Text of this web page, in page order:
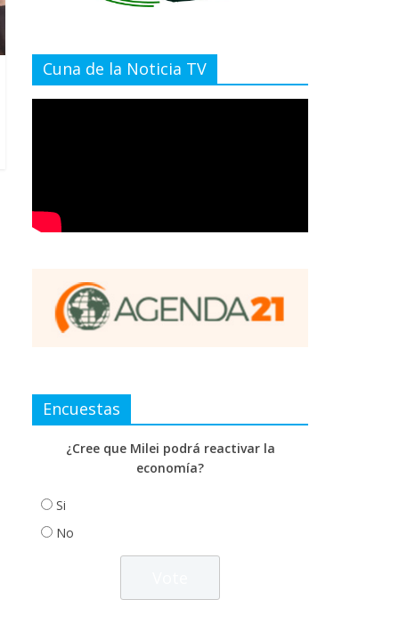
Cuna de la Noticia TV
Encuestas
¿Cree que Milei podrá reactivar la
economía?
Si
No